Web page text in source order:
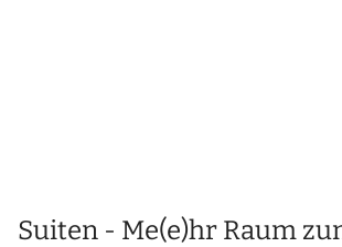
Suiten - Me(e)hr Raum